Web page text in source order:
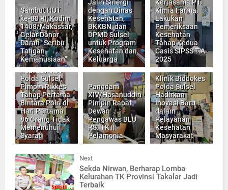
Sambut HUT
ke-80 RI, Kodim
1408/Makassar,
Gelar Donor
Darah "Seribu
Tangan
Kemanusiaan"
Jalin Sinergi
dengan Dinas
Kesehatan,
BKKBN, dan
DPMD Sulsel
untuk Program
Kesehatan dan
Keluarga
Kerjasama PT.
Kimia Farma,
Lakukan
Pemeriksaan
Kesehatan
Tahap Kedua
Casis SIPSS T.A.
2025
Polda Sulsel,
Pimpin Rikkes
Tahap Pertama
Bintara Polri di
Hari Pertama
86 Orang Tidak
Memenuhui
Syarat
Pangdam
XIV/Hasanuddin
Pimpin Rapat
Dewan
Pengawas BLU
RS. TK II
Pelamonia
Klinik Biddokes
Polda Sulsel
Hadirkan
Inovasi Baru
dalam
Pelayanan
Kesehatan
Masyarakat
Next
Sekda Nirwan, Berharap Lomba
Kelurahan TK Provinsi Takalar Jadi
Terbaik